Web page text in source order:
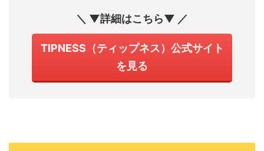
＼ ▼詳細はこちら▼ ／
TIPNESS（ティップネス）公式サイト
を見る